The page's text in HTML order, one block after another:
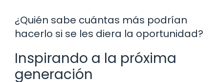
¿Quién sabe cuántas más podrían
hacerlo si se les diera la oportunidad?
Inspirando a la próxima
generación